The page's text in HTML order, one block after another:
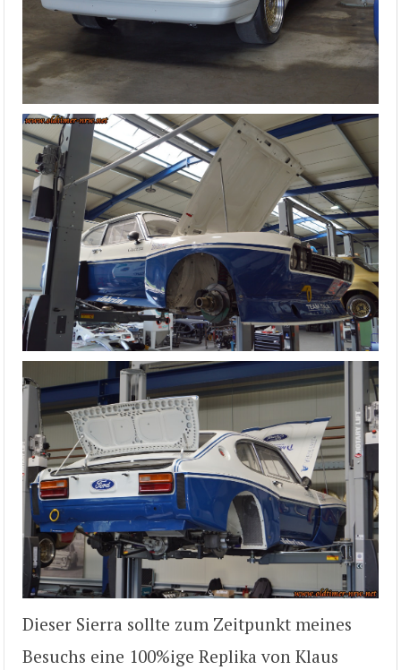
Dieser Sierra sollte zum Zeitpunkt meines
Besuchs eine 100%ige Replika von Klaus